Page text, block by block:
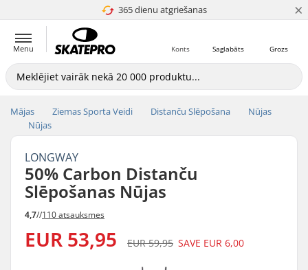
365 dienu atgriešanas
4.8 no 5 ×
Menu Grozs
Saglabāts
Konts
Mājas Ziemas Sporta Veidi Distanču Slēpošana
Nūjas
Nūjas
LONGWAY
50% Carbon Distanču
Slēpošanas Nūjas
4,7//110 atsauksmes
EUR 53,95 EUR 59,95 SAVE EUR 6,00